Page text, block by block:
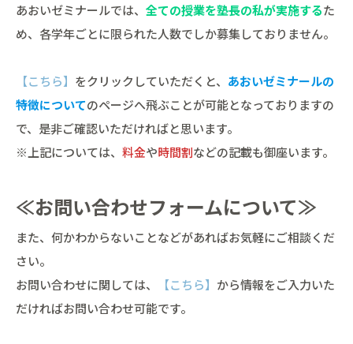
あおいゼミナールでは、 全ての授業を塾長の私が実施するた
め、各学年ごとに限られた人数でしか募集しておりません。
【こちら】 をクリックしていただくと、 あおいゼミナールの
特徴についてのページへ飛ぶことが可能となっておりますの
で、是非ご確認いただければと思います。
※上記については、 料金や時間割などの記載も御座います。
≪お問い合わせフォームについて≫
また、何かわからないことなどがあればお気軽にご相談くだ
さい。
お問い合わせに関しては、
【こちら】 から情報をご入力いた
だければお問い合わせ可能です。